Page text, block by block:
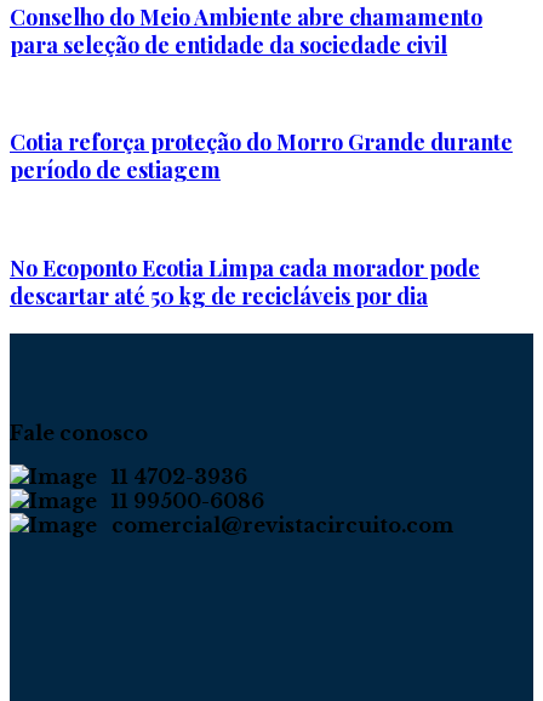
Conselho do Meio Ambiente abre chamamento
para seleção de entidade da sociedade civil
Cotia reforça proteção do Morro Grande durante
período de estiagem
No Ecoponto Ecotia Limpa cada morador pode
descartar até 50 kg de recicláveis por dia
Fale conosco
11 4702-3936
11 99500-6086
comercial@revistacircuito.com